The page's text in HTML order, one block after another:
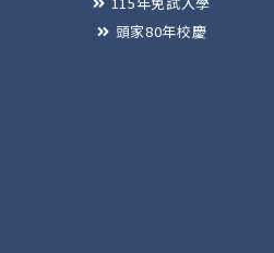
頭家80年校慶